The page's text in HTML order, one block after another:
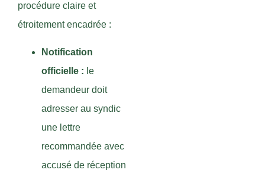
procédure claire et
étroitement encadrée :
Notification
officielle : le
demandeur doit
adresser au syndic
une lettre
recommandée avec
accusé de réception